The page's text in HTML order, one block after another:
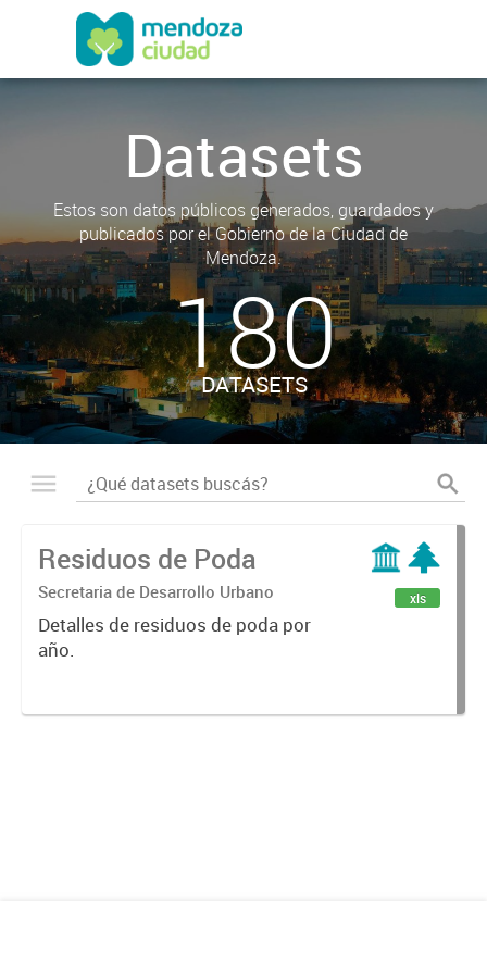
Datasets
Estos son datos públicos generados, guardados y
publicados por el Gobierno de la Ciudad de
Mendoza.
180
DATASETS
Residuos de Poda
Secretaria de Desarrollo Urbano
Detalles de residuos de poda por
año.
xls